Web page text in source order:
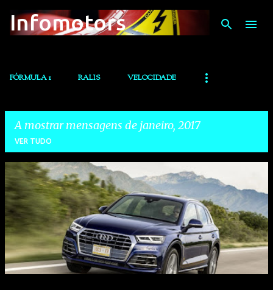
Avançar para o conteúdo principal
Infomotors
FÓRMULA 1 RALIS VELOCIDADE
A mostrar mensagens de janeiro, 2017
VER TUDO
M
e
n
s
a
g